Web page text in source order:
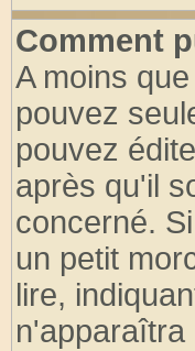
Comment
A moins
pouvez
pouvez
après qu'il
concerné.
un petit
lire,